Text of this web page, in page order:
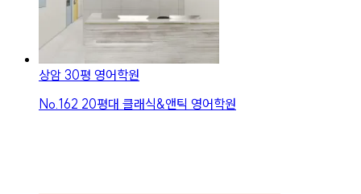
상암 30평 영어학원
No. 162 20평대 클래식&앤틱 영어학원